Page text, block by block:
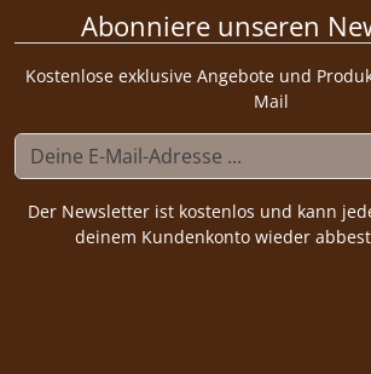
Abonniere unseren
Kostenlose exklusive Angebote und
Mail
Der Newsletter ist kostenlos und kann
deinem Kundenkonto wieder